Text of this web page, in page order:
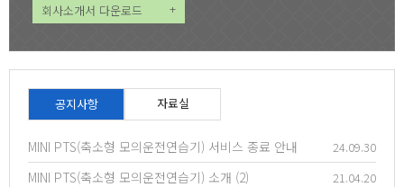
회사소개서 다운로드
+
공지사항 자료실
24.09.30
MINI PTS(축소형 모의운전연습기) 서비스 종료 안내
21.04.20
MINI PTS(축소형 모의운전연습기) 소개 (2)